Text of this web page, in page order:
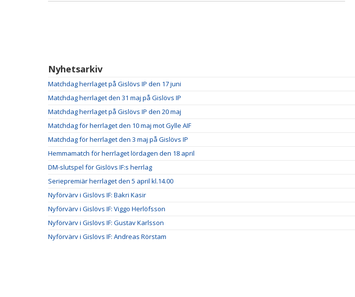
Nyhetsarkiv
Matchdag herrlaget på Gislövs IP den 17 juni
Matchdag herrlaget den 31 maj på Gislövs IP
Matchdag herrlaget på Gislövs IP den 20 maj
Matchdag för herrlaget den 10 maj mot Gylle AIF
Matchdag för herrlaget den 3 maj på Gislövs IP
Hemmamatch för herrlaget lördagen den 18 april
DM-slutspel för Gislövs IF:s herrlag
Seriepremiär herrlaget den 5 april kl.14.00
Nyförvärv i Gislövs IF: Bakri Kasir
Nyförvärv i Gislövs IF: Viggo Herlöfsson
Nyförvärv i Gislövs IF: Gustav Karlsson
Nyförvärv i Gislövs IF: Andreas Rörstam